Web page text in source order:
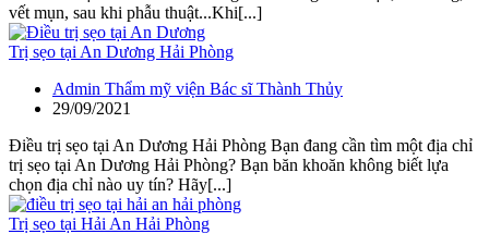
vết mụn, sau khi phẫu thuật...Khi[...]
Trị sẹo tại An Dương Hải Phòng
Admin Thẩm mỹ viện Bác sĩ Thành Thủy
29/09/2021
Điều trị sẹo tại An Dương Hải Phòng Bạn đang cần tìm một địa chỉ
trị sẹo tại An Dương Hải Phòng? Bạn băn khoăn không biết lựa
chọn địa chỉ nào uy tín? Hãy[...]
Trị sẹo tại Hải An Hải Phòng